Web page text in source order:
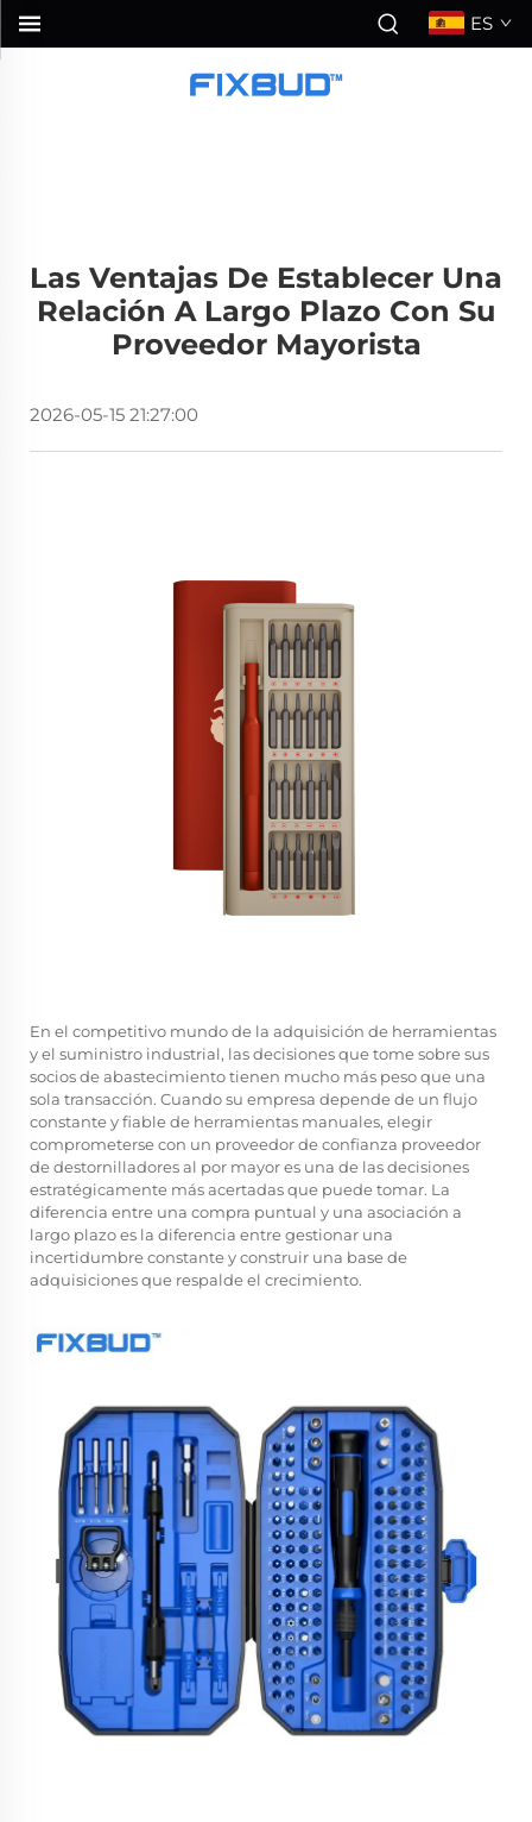
ES
Las Ventajas De Establecer Una
Relación A Largo Plazo Con Su
Proveedor Mayorista
2026-05-15 21:27:00
En el competitivo mundo de la adquisición de herramientas
y el suministro industrial, las decisiones que tome sobre sus
socios de abastecimiento tienen mucho más peso que una
sola transacción. Cuando su empresa depende de un flujo
constante y fiable de herramientas manuales, elegir
comprometerse con un proveedor de confianza proveedor
de destornilladores al por mayores una de las decisiones
estratégicamente más acertadas que puede tomar. La
diferencia entre una compra puntual y una asociación a
largo plazo es la diferencia entre gestionar una
incertidumbre constante y construir una base de
adquisiciones que respalde el crecimiento.